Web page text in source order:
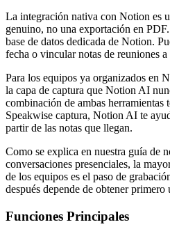
La integración nativa con Notion es
genuino, no una exportación en
base de datos dedicada de Notion.
fecha o vincular notas de reuniones
Para los equipos ya organizados en
la capa de captura que Notion AI
combinación de ambas herramientas
Speakwise captura, Notion AI te
partir de las notas que llegan.
Como se explica en nuestra guía de
conversaciones presenciales, la
de los equipos es el paso de
después depende de obtener
Funciones Principales